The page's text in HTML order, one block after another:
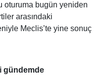
oturuma bugün yeniden
arasındaki
Meclis’te yine sonuç
gündemde